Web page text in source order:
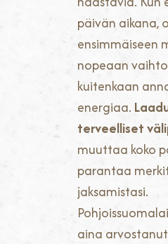
päivän aikana,
ensimmäiseen
nopeaan
kuitenkaan
energiaa.
terveelliset
muuttaa koko
parantaa
jaksamistasi.
aina